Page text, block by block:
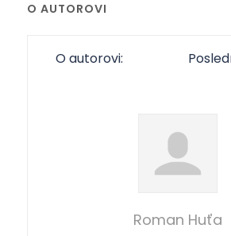
O AUTOROVI
O autorovi:
Roman Huťa